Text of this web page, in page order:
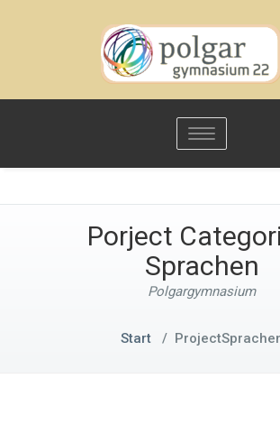
Toggle
navigation
Porject
Sprachen
Polgargymnasium
Start/ Project